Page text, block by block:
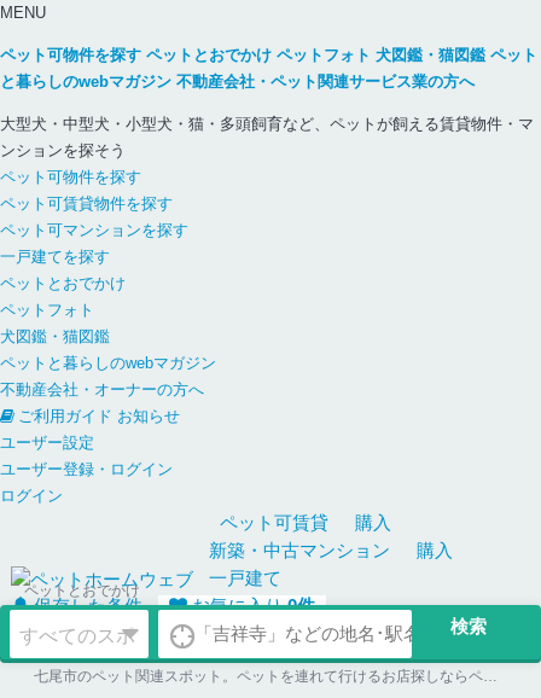
MENU
ペット可物件を探す ペットとおでかけ ペットフォト 犬図鑑・猫図鑑 ペット
と暮らしのwebマガジン 不動産会社・ペット関連サービス業の方へ
大型犬・中型犬・小型犬・猫・多頭飼育など、ペットが飼える賃貸物件・マ
ンションを探そう
ペット可物件を探す
ペット可賃貸物件を探す
ペット可マンションを探す
一戸建てを探す
ペットとおでかけ
ペットフォト
犬図鑑・猫図鑑
ペットと暮らしのwebマガジン
不動産会社・オーナーの方へ
ご利用ガイド お知らせ
ユーザー設定
ユーザー登録・ログイン
ログイン
ペット可賃貸
購入
新築・中古マンション
購入
一戸建て
保存した条件
お気に入り0件
ペットとおでかけ
七尾市のペット関連スポット。ペットを連れて行けるお店探しならペットホームウェブ